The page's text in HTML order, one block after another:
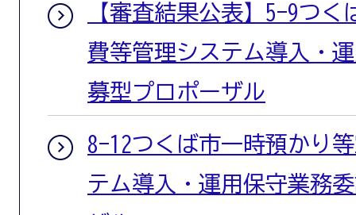
【審査結果公表】5-9つ
費等管理システム導入・
募型プロポーザル
8-12つくば市一時預かり
テム導入・運用保守業務